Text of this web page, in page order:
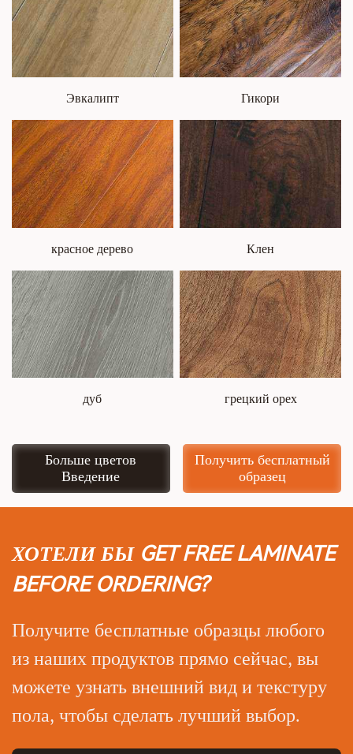
Эвкалипт Гикори
красное дерево Клен
дуб грецкий орех
Больше цветов
Введение
Получить бесплатный
образец
ХОТЕЛИ БЫ GET FREE LAMINATE
BEFORE ORDERING?
Получите бесплатные образцы любого
из наших продуктов прямо сейчас, вы
можете узнать внешний вид и текстуру
пола, чтобы сделать лучший выбор.